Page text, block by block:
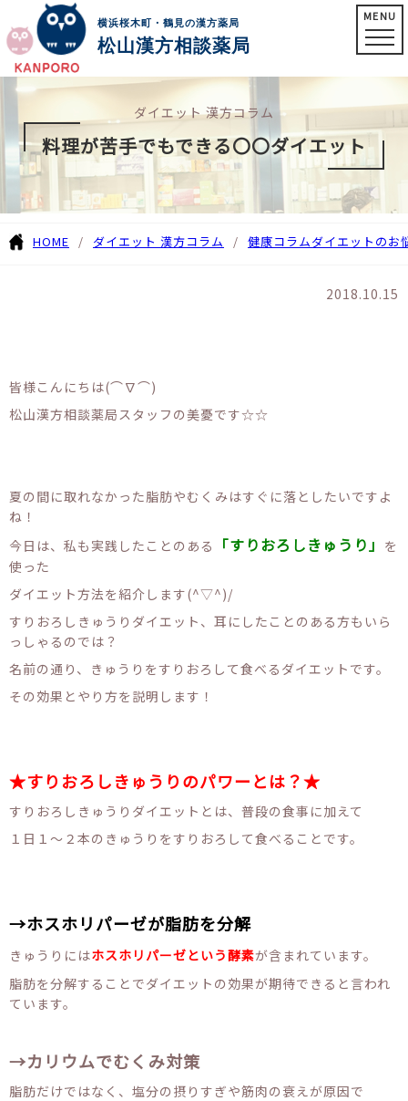
横浜桜木町・鶴見の漢方薬局
松山漢方相談薬局
MENU
ダイエット 漢方コラム
料理が苦手でもできる〇〇ダイエット
HOME ダイエット 漢方コラム 健康コラムダイエットのお
2018.10.15
皆様こんにちは(⌒∇⌒)
松山漢方相談薬局スタッフの美憂です☆☆
夏の間に取れなかった脂肪やむくみはすぐに落としたいですよ
ね！
今日は、私も実践したことのある
「すりおろしきゅうり」 を
使った
ダイエット方法を紹介します(^▽^)/
すりおろしきゅうりダイエット、耳にしたことのある方もいら
っしゃるのでは？
名前の通り、きゅうりをすりおろして食べるダイエットです。
その効果とやり方を説明します！
★すりおろしきゅうりのパワーとは？★
すりおろしきゅうりダイエットとは、普段の食事に加えて
１日１～２本のきゅうりをすりおろして食べることです。
→ホスホリパーゼが脂肪を分解
きゅうりにはホスホリパーゼという酵素が含まれています。
脂肪を分解することでダイエットの効果が期待できると言われ
ています。
→カリウムでむくみ対策
脂肪だけではなく、塩分の摂りすぎや筋肉の衰えが原因で